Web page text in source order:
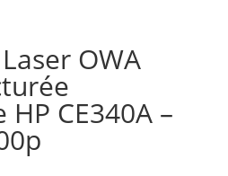
OWA
CE340A –